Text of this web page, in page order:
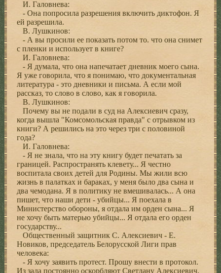
И. Галовнева:
- Она попросила разрешения включить диктофон. Я
ей разрешила.
В. Лушкинов:
- А вы просили ее показать потом то. что она снимет
с пленки и использует в книге?
И. Галовнева:
- Я думала, что она напечатает дневник моего сына.
Я уже говорила, что я понимаю, что документальная
литература - это дневники и письма. А если мой
рассказ, то слово в слово, как я говорила.
В. Лушкинов:
Почему вы не подали в суд на Алексиевич сразу,
когда вышла "Комсомольская правда" с отрывком из
книги? А решились на это через три с половиной
года?
И. Галовнева:
- Я не знала, что на эту книгу будет печатать за
границей. Распространять клевету... Я честно
воспитала своих детей для Родины. Мы жили всю
жизнь в палатках и бараках, у меня было два сына и
два чемодана. Я в политику не вмешивалась... А она
пишет, что наши дети - убийцы... Я поехала в
Министерство обороны, я отдала им орден сына... Я
не хочу быть матерью убийцы... Я отдала его орден
государству...
Общественный защитник С. Алексиевич - Е.
Новиков, председатель Белорусской Лиги прав
человека:
- Я хочу заявить протест. Прошу внести в протокол.
Из зала постоянно оскорбляют Светлану Алексиевич.